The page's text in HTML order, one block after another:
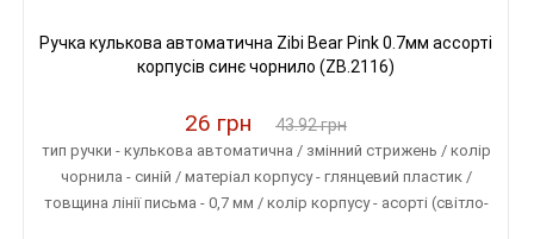
Ручка кулькова автоматична Zibi Bear Pink 0.7мм ассорті
корпусів синє чорнило (ZB.2116)
26 грн 43.92 грн
тип ручки - кулькова автоматична / змінний стрижень / колір
чорнила - синій / матеріал корпусу - глянцевий пластик /
товщина лінії письма - 0,7 мм / колір корпусу - асорті (світло-